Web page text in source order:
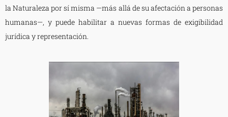
la Naturaleza por sí misma —más allá de su afectación a personas
humanas—, y puede habilitar a nuevas formas de exigibilidad
jurídica y representación.